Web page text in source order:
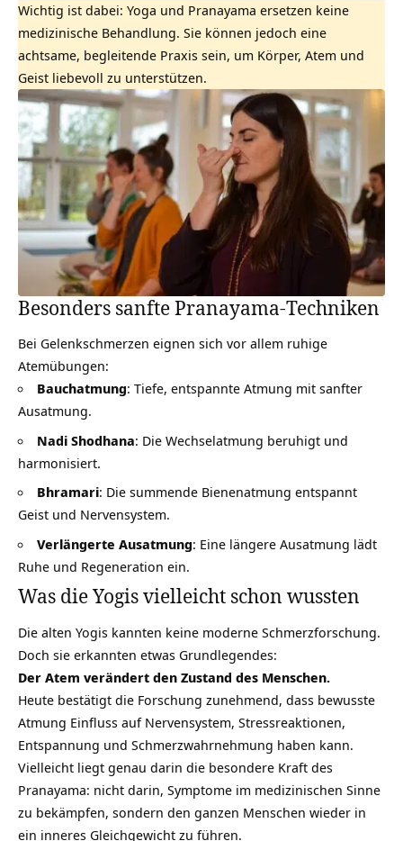
Wichtig ist dabei: Yoga und Pranayama ersetzen keine
medizinische Behandlung. Sie können jedoch eine
achtsame, begleitende Praxis sein, um Körper, Atem und
Geist liebevoll zu unterstützen.
Besonders sanfte Pranayama-Techniken
Bei Gelenkschmerzen eignen sich vor allem ruhige
Atemübungen:
Bauchatmung: Tiefe, entspannte Atmung mit sanfter
Ausatmung.
Nadi Shodhana: Die Wechselatmung beruhigt und
harmonisiert.
Bhramari: Die summende Bienenatmung entspannt
Geist und Nervensystem.
Verlängerte Ausatmung: Eine längere Ausatmung lädt
Ruhe und Regeneration ein.
Was die Yogis vielleicht schon wussten
Die alten Yogis kannten keine moderne Schmerzforschung.
Doch sie erkannten etwas Grundlegendes:
Der Atem verändert den Zustand des Menschen.
Heute bestätigt die Forschung zunehmend, dass bewusste
Atmung Einfluss auf Nervensystem, Stressreaktionen,
Entspannung und Schmerzwahrnehmung haben kann.
Vielleicht liegt genau darin die besondere Kraft des
Pranayama: nicht darin, Symptome im medizinischen Sinne
zu bekämpfen, sondern den ganzen Menschen wieder in
ein inneres Gleichgewicht zu führen.